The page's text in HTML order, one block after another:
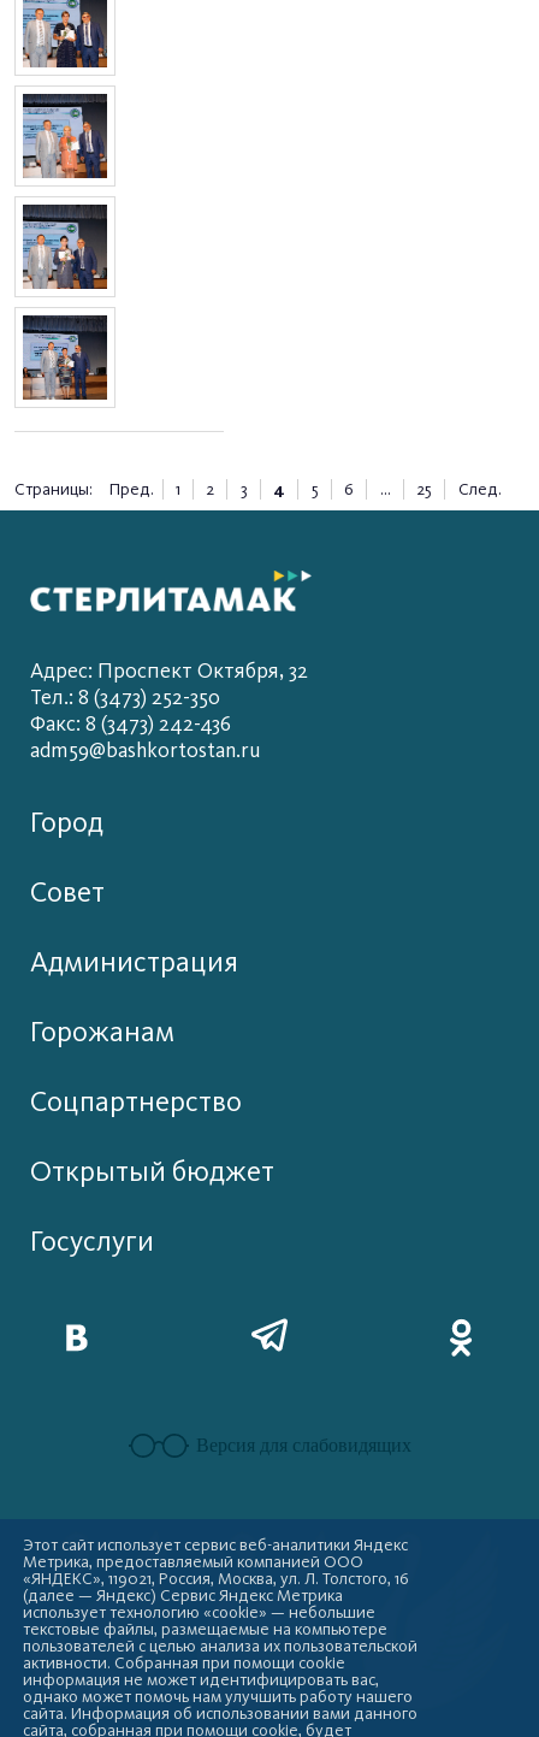
Страницы: Пред. 1 2 3 4 5 6 ... 25 След.
Адрес: Проспект Октября, 32
Тел.: 8 (3473) 252-350
Факс: 8 (3473) 242-436
adm59@bashkortostan.ru
Город
Совет
Администрация
Горожанам
Соцпартнерство
Открытый бюджет
Госуслуги
Версия для слабовидящих
Этот сайт использует сервис веб-аналитики Яндекс
Метрика, предоставляемый компанией ООО
«ЯНДЕКС», 119021, Россия, Москва, ул. Л. Толстого, 16
(далее — Яндекс) Сервис Яндекс Метрика
использует технологию «cookie» — небольшие
текстовые файлы, размещаемые на компьютере
пользователей с целью анализа их пользовательской
активности. Собранная при помощи cookie
информация не может идентифицировать вас,
однако может помочь нам улучшить работу нашего
сайта. Информация об использовании вами данного
сайта, собранная при помощи cookie, будет